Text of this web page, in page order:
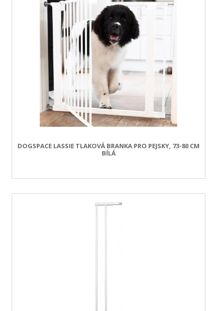
DOGSPACE LASSIE TLAKOVÁ BRANKA PRO PEJSKY, 73-80 CM
BÍLÁ